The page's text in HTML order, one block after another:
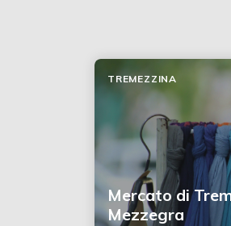
Mercato di
Mezzegra
TREMEZZINA